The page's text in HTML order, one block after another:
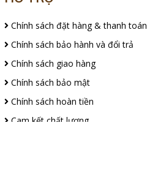
Chính sách đặt hàng & thanh toán
Chính sách bảo hành và đổi trả
Chính sách giao hàng
Chính sách bảo mật
Chính sách hoàn tiền
Cam kết chất lượng